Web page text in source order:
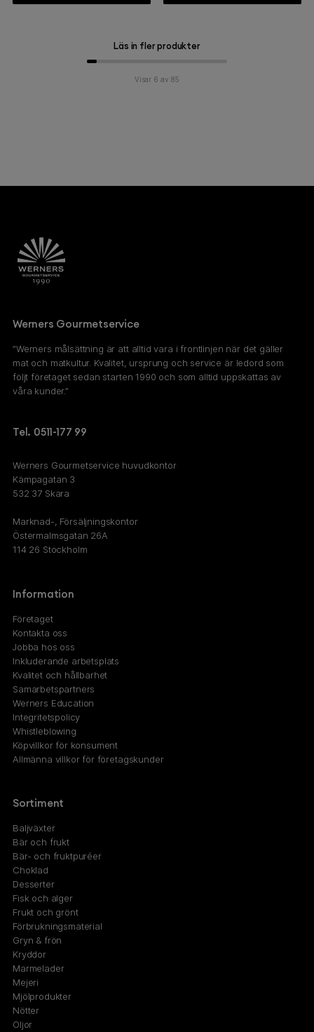
Läs in fler produkter
Visar 6 av 85
Werners Gourmetservice
”Werners målsättning är att alltid vara i frontlinjen när det gäller
mat och matkultur. Kvalitet, ursprung och service är ledord som
följt företaget sedan starten 1990 och som alltid uppskattas av
våra kunder.”
Tel. 0511-177 99
Werners Gourmetservice huvudkontor
Kämpagatan 3
532 37 Skara
Marknad-, Försäljningskontor
Östermalmsgatan 26A
114 26 Stockholm
Information
Företaget
Kontakta oss
Jobba hos oss
Inkluderande arbetsplats
Kvalitet och hållbarhet
Samarbetspartners
Werners Education
Integritetspolicy
Whistleblowing
Köpvillkor för konsument
Allmänna villkor för företagskunder
Sortiment
Baljväxter
Bär och frukt
Bär- och fruktpuréer
Choklad
Desserter
Fisk och alger
Frukt och grönt
Förbrukningsmaterial
Gryn & frön
Kryddor
Marmelader
Mejeri
Mjölprodukter
Nötter
Oljor